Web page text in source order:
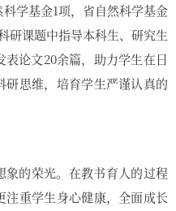
学基金1项，省自然科学基金
研课题中指导本科生、研究生
论文20余篇，助力学生在日
研思维，培育学生严谨认真的
的荣光。在教书育人的过程
注重学生身心健康，全面成长